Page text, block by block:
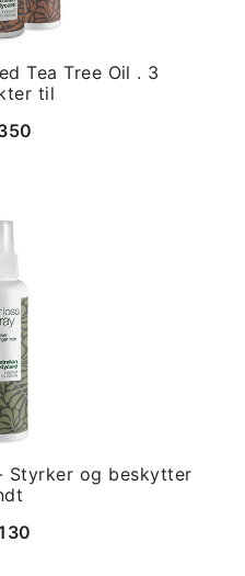
Tea Tree Oil . 3
til
Styrker og beskytter